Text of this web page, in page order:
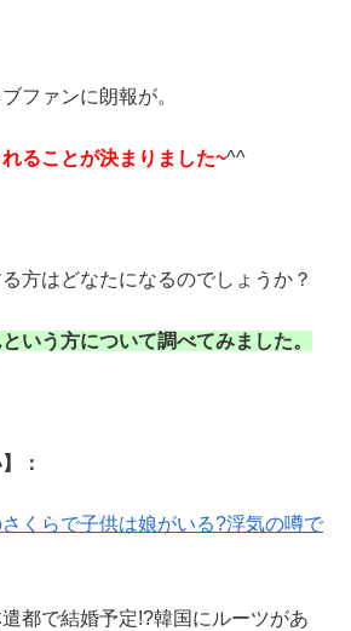
ファンに朗報が。
ることが決まりました~^^
方はどなたになるのでしょうか？
いう方について調べてみました。
：
くらで子供は娘がいる?浮気の噂で
都で結婚予定!?韓国にルーツがあ